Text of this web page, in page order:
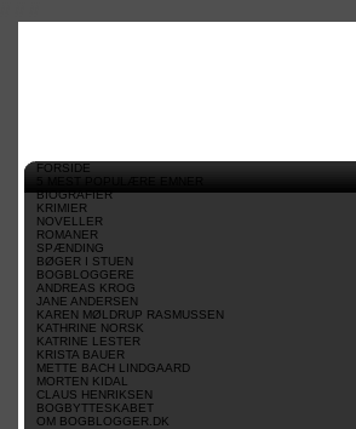
FORSIDE
5 MEST POPULÆRE EMNER
BIOGRAFIER
KRIMIER
NOVELLER
ROMANER
SPÆNDING
BØGER I STUEN
BOGBLOGGERE
ANDREAS KROG
JANE ANDERSEN
KAREN MØLDRUP RASMUSSEN
KATHRINE NORSK
KATRINE LESTER
KRISTA BAUER
METTE BACH LINDGAARD
MORTEN KIDAL
CLAUS HENRIKSEN
BOGBYTTESKABET
OM BOGBLOGGER.DK